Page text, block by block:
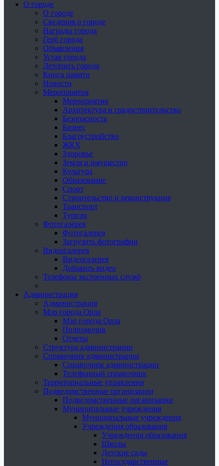
О городе
О городе
Сведения о городе
Награды города
Герб города
Объявления
Устав города
Летопись города
Книга памяти
Новости
Мероприятия
Мероприятия
Архитектура и градостроительство
Безопасность
Бизнес
Благоустройство
ЖКХ
Здоровье
Земля и имущество
Культура
Образование
Спорт
Строительство и реконструкция
Транспорт
Туризм
Фотогалерея
Фотогалерея
Загрузить фотографии
Видеогалерея
Видеогалерея
Добавить видео
Телефоны экстренных служб
Администрация
Администрация
Мэр города Орла
Мэр города Орла
Полномочия
Отчеты
Структура администрации
Справочник администрации
Справочник администрации
Телефонный справочник
Территориальные управления
Подведомственные организации
Подведомственные организации
Муниципальные учреждения
Муниципальные учреждения
Учреждения образования
Учреждения образования
Школы
Детские сады
Негосударственные